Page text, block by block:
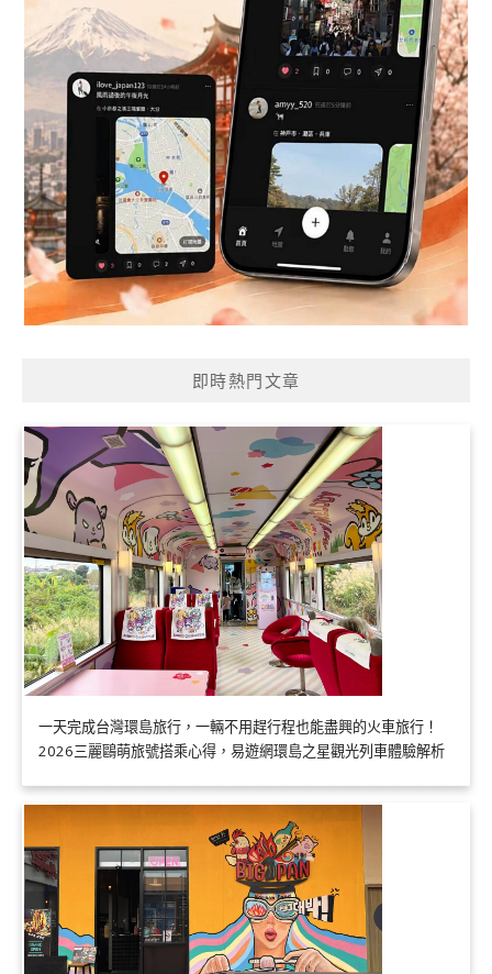
即時熱門文章
一天完成台灣環島旅行，一輛不用趕行程也能盡興的火車旅行！
2026三麗鷗萌旅號搭乘心得，易遊網環島之星觀光列車體驗解析